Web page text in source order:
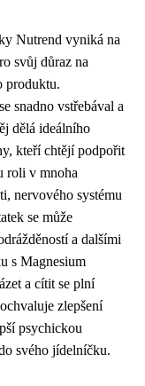
Nutrend vyniká na
svůj důraz na
produktu.
snadno vstřebával a
dělá ideálního
kteří chtějí podpořit
roli v mnoha
nervového systému
se může
a dalšími
s Magnesium
a cítit se plní
zlepšení
psychickou
svého jídelníčku.